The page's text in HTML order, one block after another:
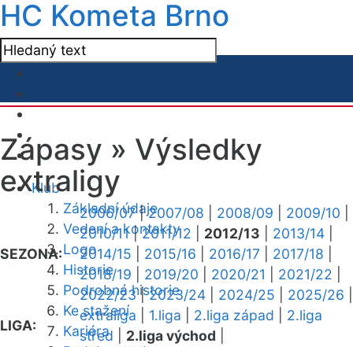
HC Kometa Brno
Klub
Základní údaje
Vedení a kontakty
Logo
Historie
Podrobná historie
Ke stažení
Kariéra
Zápasy » Výsledky
extraligy
SEZONA:
2006/07|2007/08 2008/09 2009/10
2010/11|2011/12 2012/13 2013/14
2014/15
2015/16 2016/17 2017/18
2018/19
2019/20 2020/21 2021/22
2022/23|2023/24 2024/25 2025/26
LIGA:
extraliga 1.liga 2.liga západ
2.liga
střed
2.liga východ